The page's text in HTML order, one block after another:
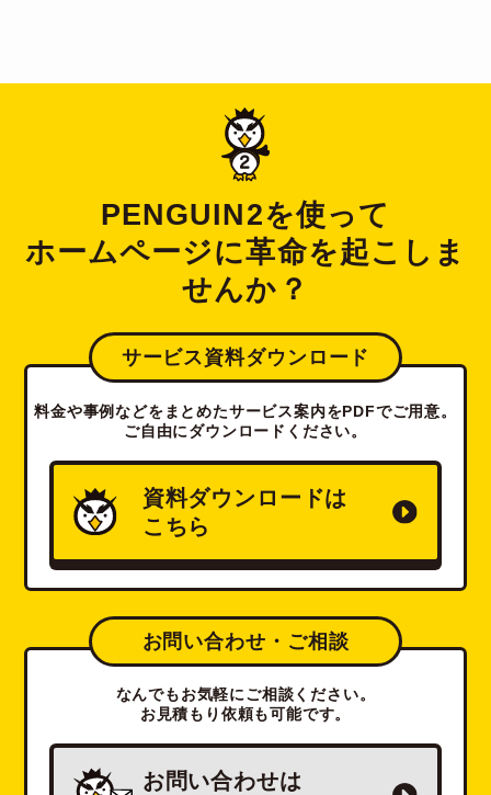
PENGUIN2を使って
ホームページに革命を起こしま
せんか？
サービス資料ダウンロード
料金や事例などをまとめたサービス案内をPDFでご用意。
ご自由にダウンロードください。
資料ダウンロードは
こちら
お問い合わせ・ご相談
なんでもお気軽にご相談ください。
お見積もり依頼も可能です。
お問い合わせは